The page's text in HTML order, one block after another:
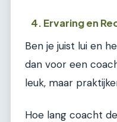
4. Ervaring en
Ben je juist lui en
dan voor een
leuk, maar
Hoe lang coacht